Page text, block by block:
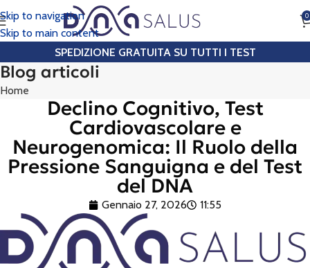
Skip to navigation
Skip to main content
0
SPEDIZIONE GRATUITA SU TUTTI I TEST
Blog articoli
Home
Declino Cognitivo, Test
Cardiovascolare e
Neurogenomica: Il Ruolo della
Pressione Sanguigna e del Test
del DNA
Gennaio 27, 2026 11:55